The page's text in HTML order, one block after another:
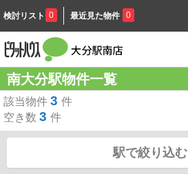
検討リスト 0 最近見た物件 0
南大分駅物件一覧
該当物件 3 件
空き数 3 件
駅で絞り込む